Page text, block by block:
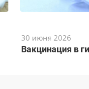
Вакцинация в
30 июня 2026